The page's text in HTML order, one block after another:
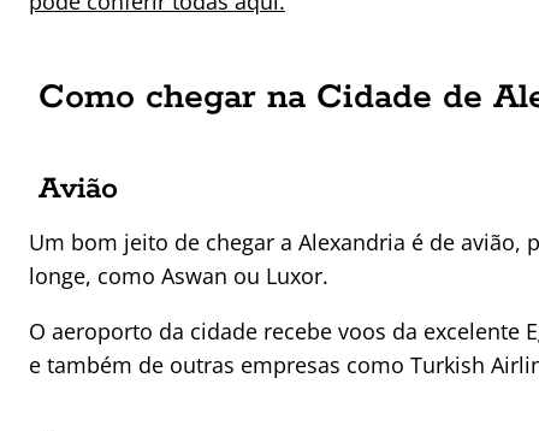
Como chegar na Cidade de
Avião
Um bom jeito de chegar a Alexandria é de
longe, como Aswan ou Luxor.
O aeroporto da cidade recebe voos da excelente
e também de outras empresas como Turkish